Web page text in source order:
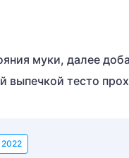
муки, далее
выпечкой тесто